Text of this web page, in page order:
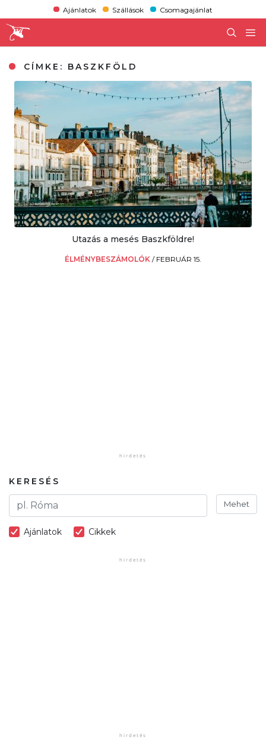
Ajánlatok Szállások Csomagajánlat
CÍMKE: BASZKFÖLD
Utazás a mesés Baszkföldre!
ÉLMÉNYBESZÁMOLÓK / FEBRUÁR 15.
KERESÉS
Mehet
Ajánlatok Cikkek